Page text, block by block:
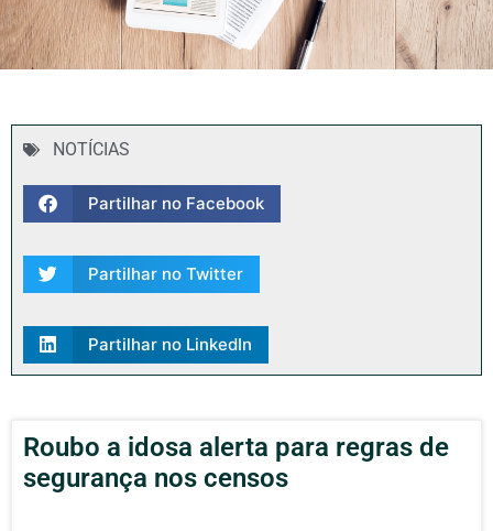
NOTÍCIAS
Partilhar no Facebook
Partilhar no Twitter
Partilhar no LinkedIn
Roubo a idosa alerta para regras de
segurança nos censos